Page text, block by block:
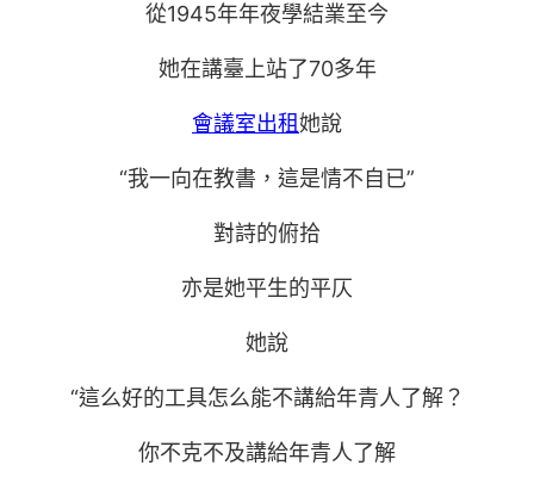
從1945年年夜學結業至今
她在講臺上站了70多年
會議室出租她說
“我一向在教書，這是情不自已”
對詩的俯拾
亦是她平生的平仄
她說
“這么好的工具怎么能不講給年青人了解？
你不克不及講給年青人了解